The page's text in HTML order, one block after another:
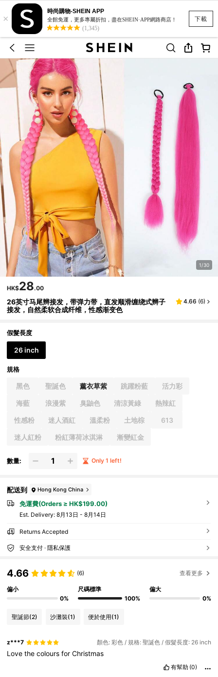
下載
×
時尚購物-SHEIN APP
全館免運，更多專屬折扣，盡在SHEIN·APP網路商店！
(1,345)
1/30
HK$28.00
26英寸马尾辫接发，带弹力带，直发顺滑缠绕式辫子
接发，自然柔软合成纤维，性感渐变色
4.66 (6)
假髮長度
26 inch
規格
黑色 聖誕色 薰衣草紫 跳躍粉藍 活力彩
海藍 浪漫紫 臭鼬色 清涼黃綠 熱辣紅
性感粉 迷人酒紅 溫柔粉 土地棕 613
迷人紅粉 粉紅薄荷冰淇淋 漸變紅金
數量: Only 1 left!
配送到 Hong Kong China
免運費(Orders ≥ HK$199.00)
​Est. Delivery: 8月13日 - 8月14日
Returns Accepted
安全支付 · 隱私保護
4.66 (6) 查看更多
偏小
0%
尺碼標準
100%
偏大
0%
聖誕節(2) 沙灘裝(1) 便於使用(1)
z***7 顏色: 彩色 / 規格: 聖誕色 / 假髮長度: 26 inch
LovethecoloursforChristmas
有幫助 (0)